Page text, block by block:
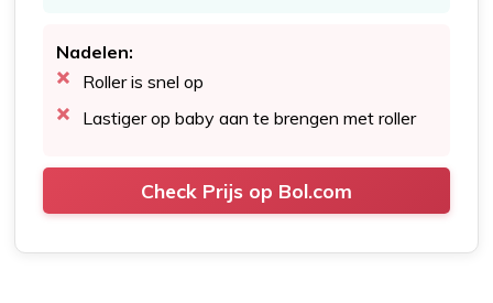
Nadelen:
Roller is snel op
Lastiger op baby aan te brengen met roller
Check Prijs op Bol.com